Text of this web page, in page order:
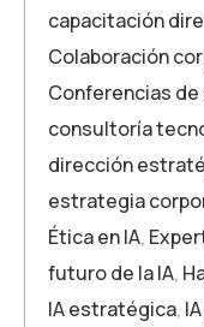
capacitación
Colaboración
Conferencias
consultoría
dirección
estrategia
Ética en IA,
futuro de la IA,
IA estratégica,